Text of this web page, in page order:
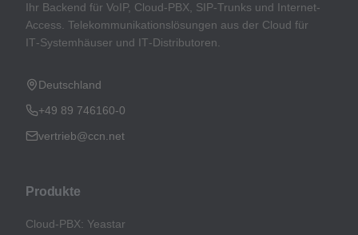
Ihr Backend für VoIP, Cloud-PBX, SIP-Trunks und Internet-
Access. Telekommunikationslösungen aus der Cloud für
IT‑Systemhäuser und IT‑Distributoren.
Deutschland
+49 89 746160-0
vertrieb@ccn.net
Produkte
Cloud-PBX: Yeastar